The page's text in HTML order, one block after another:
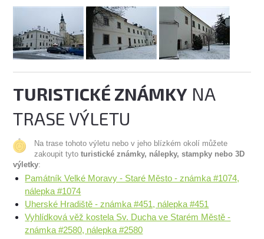
TURISTICKÉ ZNÁMKY NA
TRASE VÝLETU
Na trase tohoto výletu nebo v jeho blízkém okolí můžete
zakoupit tytoturistické známky, nálepky, stampky nebo 3D
výletky:
Památník Velké Moravy - Staré Město - známka #1074,
nálepka #1074
Uherské Hradiště - známka #451, nálepka #451
Vyhlídková věž kostela Sv. Ducha ve Starém Městě -
známka #2580, nálepka #2580